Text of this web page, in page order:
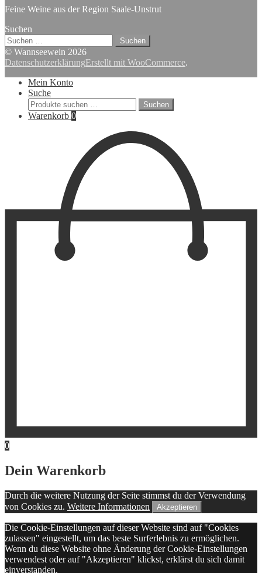
Feine Weine aus der Region Saale-Unstrut
Suchen
Suchen
nach:
© Wannseewein 2026
DatenschutzerklärungErstellt mit WooCommerce.
Mein Konto
Suche
Suchen
nach:
Suchen
Warenkorb 0
0
Dein Warenkorb
Durch die weitere Nutzung der Seite stimmst du der Verwendung
von Cookies zu. Weitere Informationen Akzeptieren
Die Cookie-Einstellungen auf dieser Website sind auf "Cookies
zulassen" eingestellt, um das beste Surferlebnis zu ermöglichen.
Wenn du diese Website ohne Änderung der Cookie-Einstellungen
verwendest oder auf "Akzeptieren" klickst, erklärst du sich damit
einverstanden.